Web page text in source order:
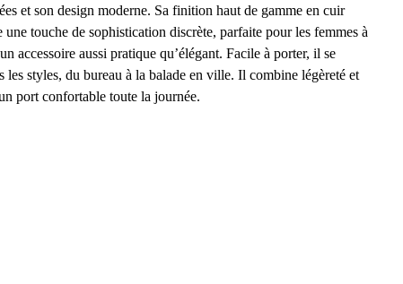
et son design moderne. Sa finition haut de gamme en cuir
une touche de sophistication discrète, parfaite pour les femmes à
accessoire aussi pratique qu’élégant. Facile à porter, il se
les styles, du bureau à la balade en ville. Il combine légèreté et
port confortable toute la journée.